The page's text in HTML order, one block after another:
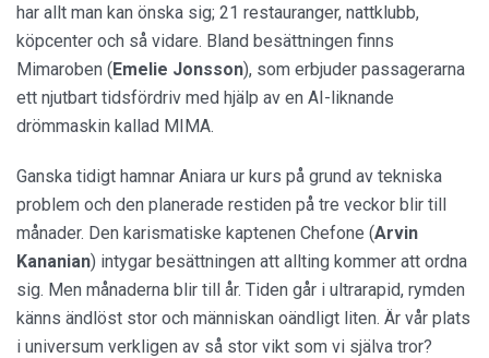
har allt man kan önska sig; 21 restauranger, nattklubb,
köpcenter och så vidare. Bland besättningen finns
Mimaroben (Emelie Jonsson), som erbjuder passagerarna
ett njutbart tidsfördriv med hjälp av en AI-liknande
drömmaskin kallad MIMA.
Ganska tidigt hamnar Aniara ur kurs på grund av tekniska
problem och den planerade restiden på tre veckor blir till
månader. Den karismatiske kaptenen Chefone (Arvin
Kananian) intygar besättningen att allting kommer att ordna
sig. Men månaderna blir till år. Tiden går i ultrarapid, rymden
känns ändlöst stor och människan oändligt liten. Är vår plats
i universum verkligen av så stor vikt som vi själva tror?